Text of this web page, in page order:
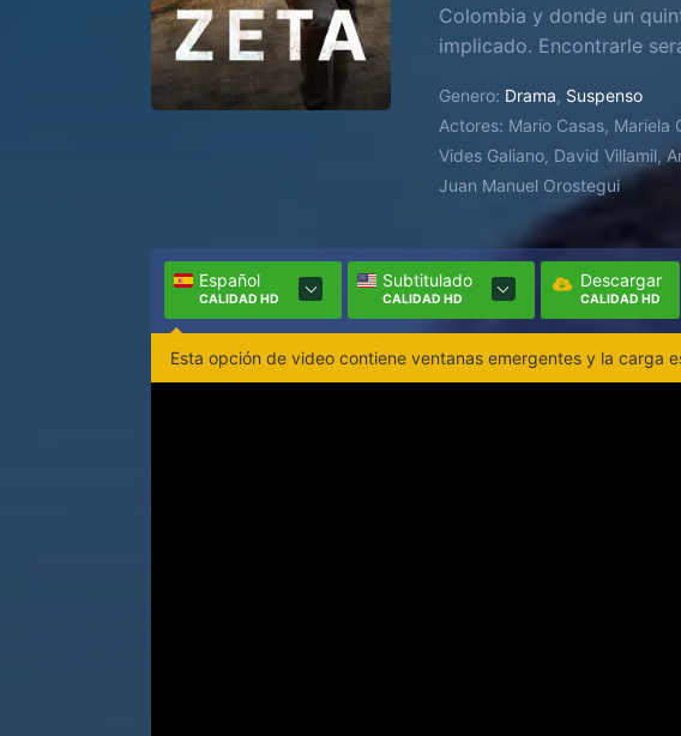
Colombia y donde un
implicado. Encontrarle
Genero: Drama, Suspenso
Actores: Mario Casas, Mariela
Vides Galiano, David Villamil,
Juan Manuel Orostegui
Español
CALIDAD HD
Subtitulado
CALIDAD HD
Descargar
CALIDAD HD
Esta opción de video contiene ventanas emergentes y la carga